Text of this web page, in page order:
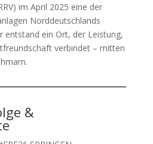
im April 2025 eine der
Norddeutschlands
entstand ein Ort, der Leistung,
verbindet – mitten
&